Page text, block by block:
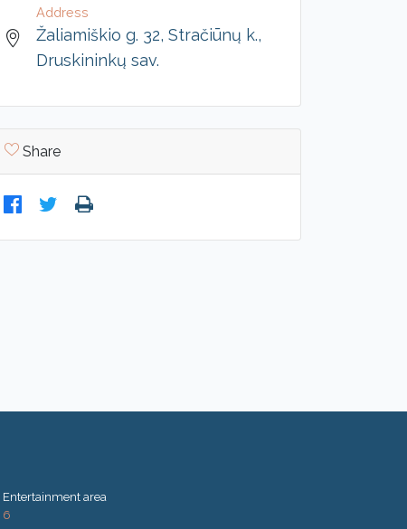
Address
Žaliamiškio g. 32, Stračiūnų k.,
Druskininkų sav.
Share
Entertainment area
6